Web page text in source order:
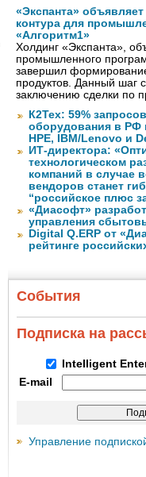
«Экспанта»
контура для
«Алгоритм1»
Холдинг «Экспанта»,
промышленного
завершил
продуктов. Данный шаг
заключению сделки по
К2Тех: 59%
оборудования в РФ
HPE, IBM/Lenovo и
ИТ-директора:
технологическом
компаний в случае
вендоров станет
“российское плюс
«Диасофт»
управления
Digital Q.ERP от
рейтинге
События
Подписка на
Intelligent
E-mail
Управление